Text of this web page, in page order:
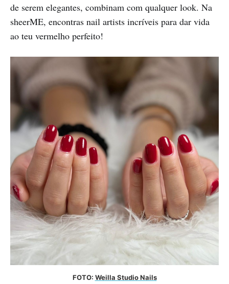
de serem elegantes, combinam com qualquer look. Na
sheerME, encontras nail artists incríveis para dar vida
ao teu vermelho perfeito!
FOTO: Weilla Studio Nails